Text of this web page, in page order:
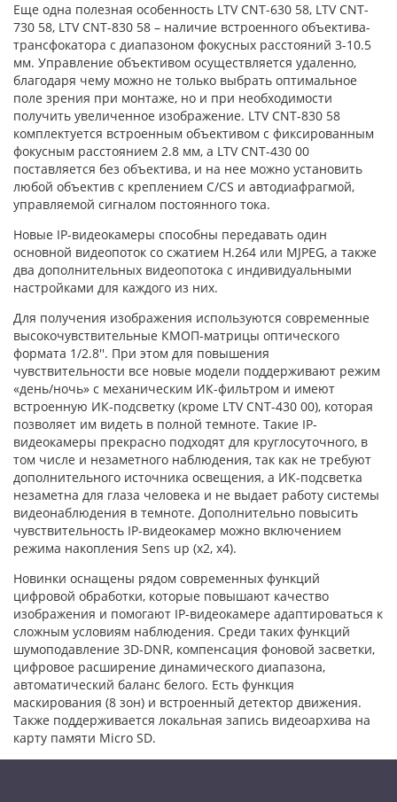
Еще одна полезная особенность LTV CNT-630 58, LTV CNT-
730 58, LTV CNT-830 58 – наличие встроенного объектива-
трансфокатора с диапазоном фокусных расстояний 3-10.5
мм. Управление объективом осуществляется удаленно,
благодаря чему можно не только выбрать оптимальное
поле зрения при монтаже, но и при необходимости
получить увеличенное изображение. LTV CNT-830 58
комплектуется встроенным объективом с фиксированным
фокусным расстоянием 2.8 мм, а LTV CNT-430 00
поставляется без объектива, и на нее можно установить
любой объектив с креплением C/CS и автодиафрагмой,
управляемой сигналом постоянного тока.
Новые IP-видеокамеры способны передавать один
основной видеопоток со сжатием H.264 или MJPEG, а также
два дополнительных видеопотока с индивидуальными
настройками для каждого из них.
Для получения изображения используются современные
высокочувствительные КМОП-матрицы оптического
формата 1/2.8''. При этом для повышения
чувствительности все новые модели поддерживают режим
«день/ночь» с механическим ИК-фильтром и имеют
встроенную ИК-подсветку (кроме LTV CNT-430 00), которая
позволяет им видеть в полной темноте. Такие IP-
видеокамеры прекрасно подходят для круглосуточного, в
том числе и незаметного наблюдения, так как не требуют
дополнительного источника освещения, а ИК-подсветка
незаметна для глаза человека и не выдает работу системы
видеонаблюдения в темноте. Дополнительно повысить
чувствительность IP-видеокамер можно включением
режима накопления Sens up (x2, x4).
Новинки оснащены рядом современных функций
цифровой обработки, которые повышают качество
изображения и помогают IP-видеокамере адаптироваться к
сложным условиям наблюдения. Среди таких функций
шумоподавление 3D-DNR, компенсация фоновой засветки,
цифровое расширение динамического диапазона,
автоматический баланс белого. Есть функция
маскирования (8 зон) и встроенный детектор движения.
Также поддерживается локальная запись видеоархива на
карту памяти Micro SD.